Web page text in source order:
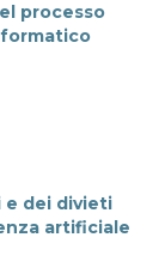
processo
e dei divieti
artificiale